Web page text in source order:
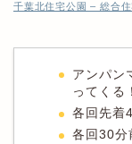
千葉北住宅公園 – 総合
アンパン
ってくる！
各回先着
各回30分